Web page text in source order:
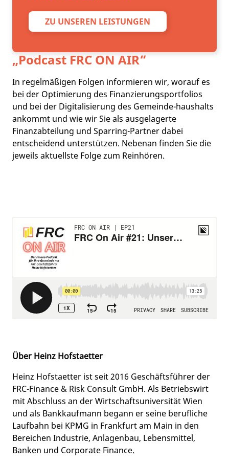
ZU UNSEREN LEISTUNGEN
„Podcast FRC ON AIR“
In regelmäßigen Folgen informieren wir, worauf es
bei der Optimierung des Finanzierungsportfolios
und bei der Digitalisierung des Gemeinde-haushalts
ankommt und wie wir Sie als ausgelagerte
Finanzabteilung und Sparring-Partner dabei
entscheidend unterstützen. Nebenan finden Sie die
jeweils aktuellste Folge zum Reinhören.
Über Heinz Hofstaetter
Heinz Hofstaetter ist seit 2016 Geschäftsführer der
FRC-Finance & Risk Consult GmbH. Als Betriebswirt
mit Abschluss an der Wirtschaftsuniversität Wien
und als Bankkaufmann begann er seine berufliche
Laufbahn bei KPMG in Frankfurt am Main in den
Bereichen Industrie, Anlagenbau, Lebensmittel,
Banken und Corporate Finance.